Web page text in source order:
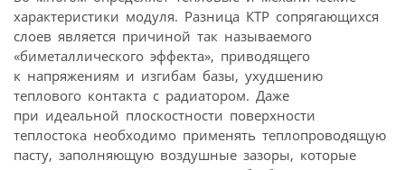
характеристики модуля. Разница КТР сопрягающихся
слоев является причиной так называемого
«биметаллического эффекта», приводящего
к напряжениям и изгибам базы, ухудшению
теплового контакта с радиатором. Даже
при идеальной плоскостности поверхности
теплостока необходимо применять теплопроводящую
пасту, заполняющую воздушные зазоры, которые